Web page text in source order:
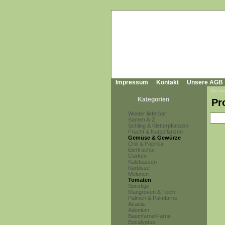
Impressum Kontakt Unsere AGB
Kategorien
Wieder lieferbar!
Samen A-Z
Schling & Kletterpflanzen
Frucht & Nutzpflanzen
Gemüse & Gewürze
Chili & Paprika
Eierfrüchte
Gurken
Kalebassen
Kürbisse
Melonen
Tomaten
Sonstige
Mangroven & Teich
Palmen & Palmfarne
Acacia
Adenium
Baumfarne/Farne
Eucalyptus
Sie